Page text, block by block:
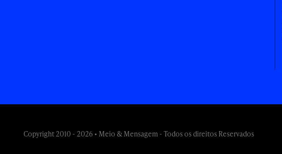
Copyright 2010 - 2026 • Meio & Mensagem - Todos os direitos Reservados